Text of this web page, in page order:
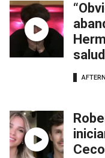
Ceco